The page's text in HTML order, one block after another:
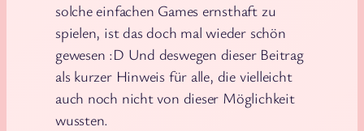
solche einfachen Games ernsthaft zu
spielen, ist das doch mal wieder schön
gewesen :D Und deswegen dieser Beitrag
als kurzer Hinweis für alle, die vielleicht
auch noch nicht von dieser Möglichkeit
wussten.